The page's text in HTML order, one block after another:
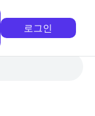
로그인